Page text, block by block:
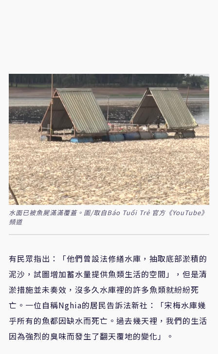
水面已被魚屍滿滿覆蓋。圖/取自Báo Tuổi Trẻ 官方《YouTube》
頻道
有民眾指出：「他們曾設法修繕水庫，抽取底部淤積的
泥沙，試圖增加蓄水量提供魚類生活的空間」，但是清
淤措施並未奏效，沒多久水庫裡的許多魚類就紛紛死
亡。一位自稱Nghia的居民告訴法新社：「宋梅水庫幾
乎所有的魚都因缺水而死亡。過去幾天裡，我們的生活
因為強烈的臭味而發生了翻天覆地的變化」。